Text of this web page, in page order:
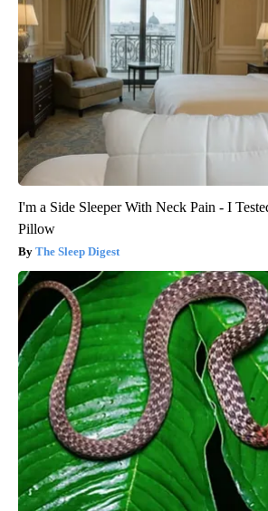
I'm a Side Sleeper With Neck Pain - I
Pillow
The Sleep Digest